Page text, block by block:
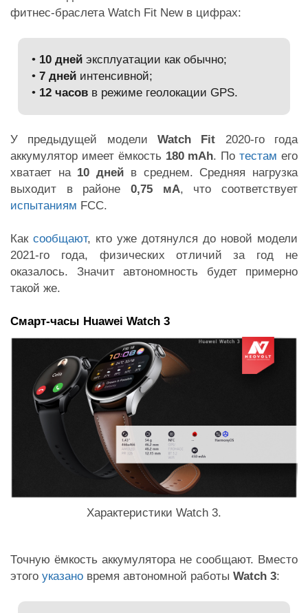
фитнес-браслета Watch Fit New в цифрах:
• 10 дней эксплуатации как обычно;
•7 дней интенсивной;
• 12 часов в режиме геолокации GPS.
У предыдущей модели Watch Fit 2020-го года
аккумулятор имеет ёмкость 180 mAh. Потестам его
хватает на 10 дней в среднем. Средняя нагрузка
выходит в районе 0,75 мА, что соответствует
испытаниям FCC.
Как сообщают, кто уже дотянулся до новой модели
2021-го года, физических отличий за год не
оказалось. Значит автономность будет примерно
такой же.
Смарт-часы Huawei Watch 3
Характеристики Watch 3.
Точную ёмкость аккумулятора не сообщают. Вместо
этого указано время автономной работы Watch 3: